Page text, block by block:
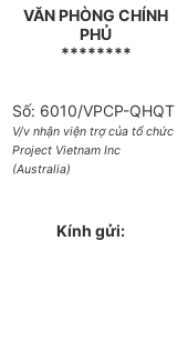
VĂN PHÒNG CHÍNH
PHỦ
********
Số: 6010/VPCP-QHQT
V/v nhận viện trợ của tổ chức
Project Vietnam Inc
(Australia)
Kính gửi: